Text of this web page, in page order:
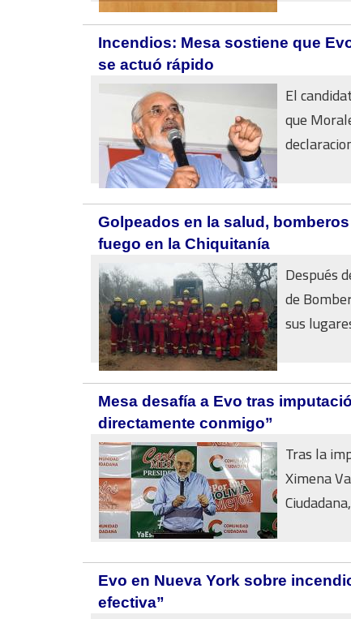
Incendios: Mesa sostiene que
se actuó rápido
El
que
Golpeados en la salud,
fuego en la Chiquitanía
Después
de
sus
Mesa desafía a Evo tras
directamente conmigo”
Tras la
Ximena
Evo en Nueva York sobre
efectiva”